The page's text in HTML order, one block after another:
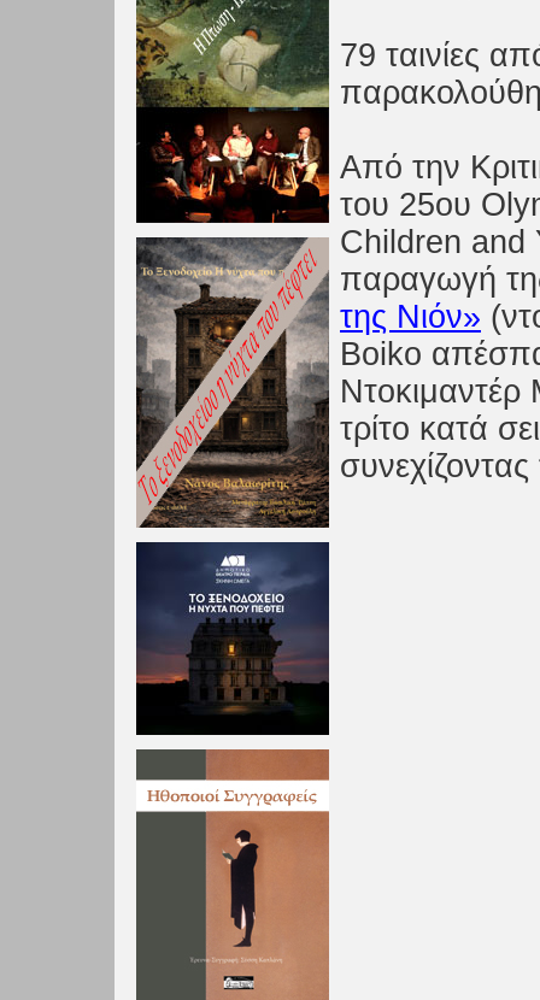
79 ταινίες
Από την
του 25ου
Children and
παραγωγή
της Νιόν»
Boiko
τρίτο κατά